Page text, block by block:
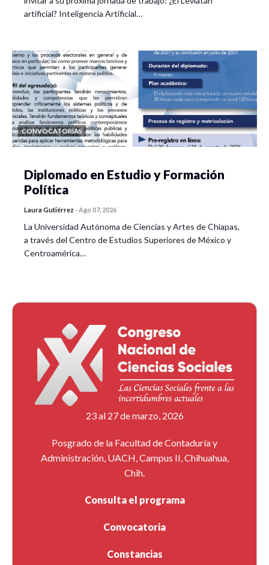
artificial? Inteligencia Artificial…
CONVOCATORIAS
Diplomado en Estudio y Formación
Política
Laura Gutiérrez -Ago 07, 2026
La Universidad Autónoma de Ciencias y Artes de Chiapas,
a través del Centro de Estudios Superiores de México y
Centroamérica…
23 al 27 de marzo, 2026
Posgrado de la Facultad de Contaduría y
Administración, UACH, Campus II, Chihuahua,
Chih.
Consulta el programa
Convocatoria
Constancias